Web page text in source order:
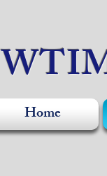
Home